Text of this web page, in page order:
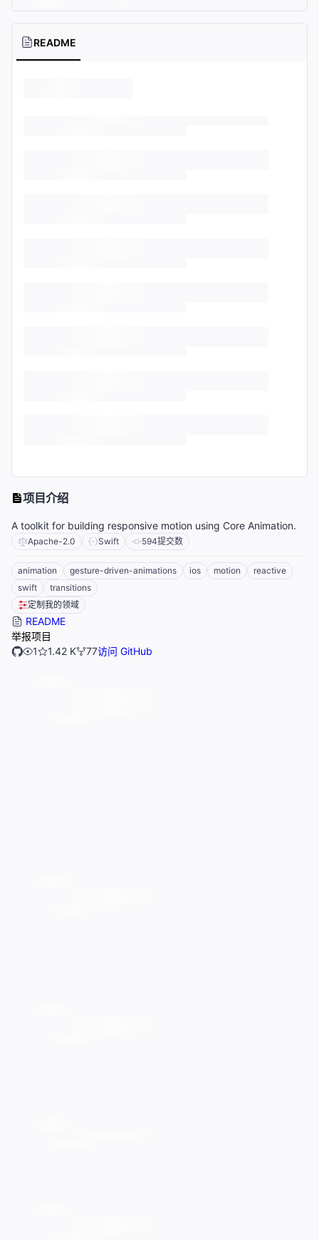
README
项目介绍
A toolkit for building responsive motion using Core Animation.
Apache-2.0 Swift 594提交数
animation gesture-driven-animations ios motion
reactive
swift
transitions
定制我的领域
README
举报项目
1
1.42 K 77访问 GitHub